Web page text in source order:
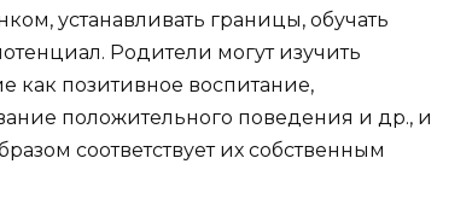
устанавливать границы, обучать
Родители могут изучить
как позитивное воспитание,
положительного поведения и др., и
соответствует их собственным